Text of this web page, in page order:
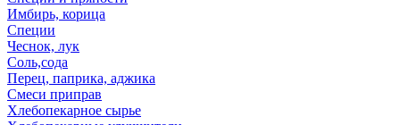
Имбирь, корица
Специи
Чеснок, лук
Соль,сода
Перец, паприка, аджика
Смеси приправ
Хлебопекарное сырье